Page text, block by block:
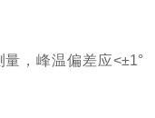
，峰温偏差应<±1°